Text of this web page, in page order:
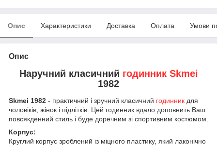
Опис Характеристики Доставка Оплата Умови
Опис
Наручний класичний годинник Skmei
1982
Skmei 1982 - практичний і зручний класичний годинник для
чоловіків, жінок і підлітків. Цей годинник вдало доповнить Ваш
повсякденний стиль і буде доречним зі спортивним костюмом.
Корпус:
Круглий корпус зроблений із міцного пластику, який лаконічно